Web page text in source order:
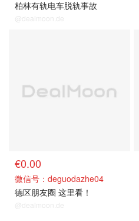
柏林有轨电车脱轨事故
@dealmoon.de
€0.00
微信号：deguodazhe04
德区朋友圈 这里看！
@dealmoon.de